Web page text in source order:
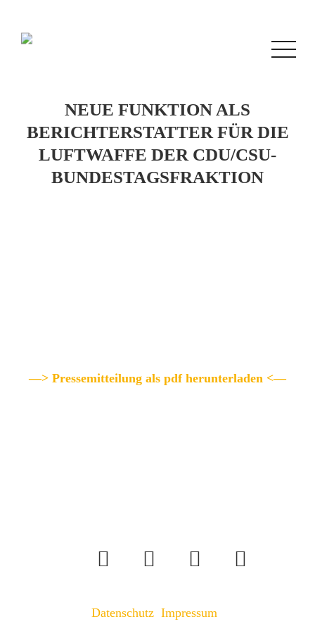
NEUE FUNKTION ALS
BERICHTERSTATTER FÜR DIE
LUFTWAFFE DER CDU/CSU-
BUNDESTAGSFRAKTION
—> Pressemitteilung als pdf herunterladen <—
Datenschutz Impressum